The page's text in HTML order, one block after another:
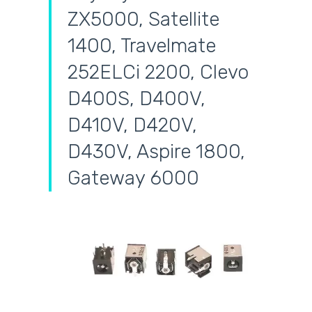
ZX5000, Satellite
1400, Travelmate
252ELCi 2200, Clevo
D400S, D400V,
D410V, D420V,
D430V, Aspire 1800,
Gateway 6000